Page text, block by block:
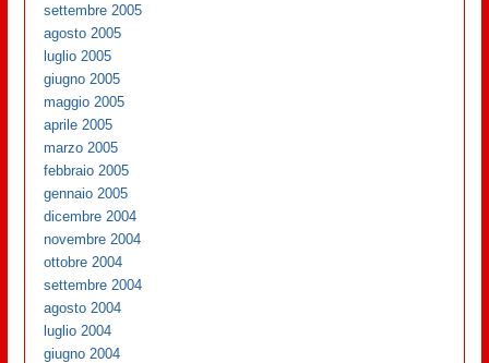
settembre 2005
agosto 2005
luglio 2005
giugno 2005
maggio 2005
aprile 2005
marzo 2005
febbraio 2005
gennaio 2005
dicembre 2004
novembre 2004
ottobre 2004
settembre 2004
agosto 2004
luglio 2004
giugno 2004